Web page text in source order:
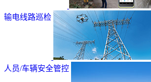
输电线路巡检
人员/车辆安全管控